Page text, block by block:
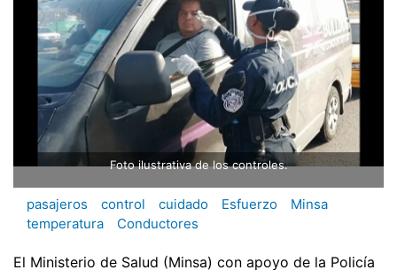
Foto ilustrativa de los controles.
pasajeros control cuidado Esfuerzo
Minsa
temperatura
Conductores
El Ministerio de Salud (Minsa) con apoyo de la Policía